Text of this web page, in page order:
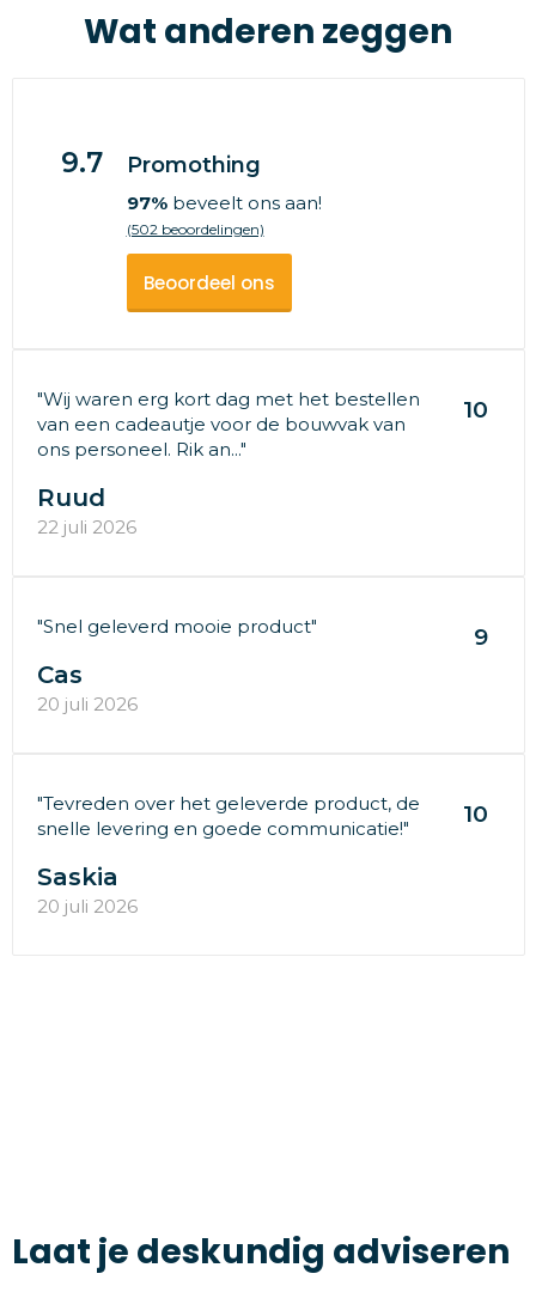
Wat anderen zeggen
9.7 Promothing
97%beveelt ons aan!
(502 beoordelingen)
Beoordeel ons
"Wij waren erg kort dag met het bestellen
van een cadeautje voor de bouwvak van
ons personeel. Rik an..."
10
Ruud
22 juli 2026
"Snel geleverd mooie product" 9
Cas
20 juli 2026
"Tevreden over het geleverde product, de
snelle levering en goede communicatie!"
10
Saskia
20 juli 2026
Laat je deskundig adviseren